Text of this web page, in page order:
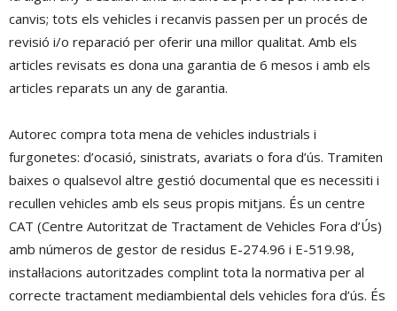
canvis; tots els vehicles i recanvis passen per un procés de
revisió i/o reparació per oferir una millor qualitat. Amb els
articles revisats es dona una garantia de 6 mesos i amb els
articles reparats un any de garantia.
Autorec compra tota mena de vehicles industrials i
furgonetes: d’ocasió, sinistrats, avariats o fora d’ús. Tramiten
baixes o qualsevol altre gestió documental que es necessiti i
recullen vehicles amb els seus propis mitjans. És un centre
CAT (Centre Autoritzat de Tractament de Vehicles Fora d’Ús)
amb números de gestor de residus E-274.96 i E-519.98,
instal·lacions autoritzades complint tota la normativa per al
correcte tractament mediambiental dels vehicles fora d’ús. És